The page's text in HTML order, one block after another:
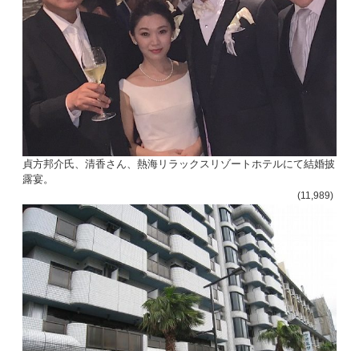
貞方邦介氏、清香さん、熱海リラックスリゾートホテルにて結婚披
露宴。
(11,989)